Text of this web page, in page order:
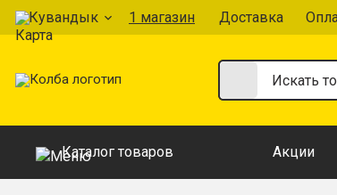
Кувандык 1 магазин Доставка
Каталог товаров Акции